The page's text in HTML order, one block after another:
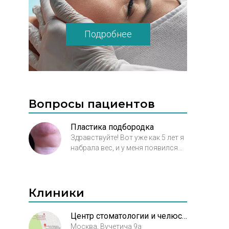
Подробнее
Вопросы пациентов
Пластика подбородка
Здравствуйте! Вот уже как 5 лет я
набрала вес, и у меня появился
подскажите, что лучше сделать,
Клиники
Центр стоматологии и челюстно-лицевой хирургии МГМСУ
Москва, Вучетича 9а